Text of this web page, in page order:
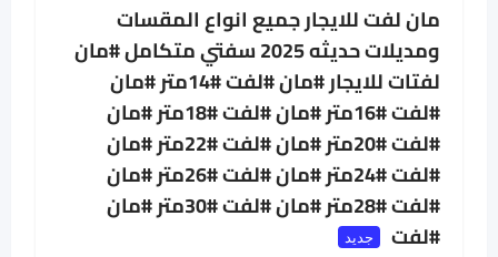
مان لفت للايجار جميع انواع المقسات
ومديلات حديثه 2025 سفتي متكامل #مان
لفتات للايجار #مان #لفت #14متر #مان
#لفت #16متر #مان #لفت #18متر #مان
#لفت #20متر #مان #لفت #22متر #مان
#لفت #24متر #مان #لفت #26متر #مان
#لفت #28متر #مان #لفت #30متر #مان
#لفت
جديد